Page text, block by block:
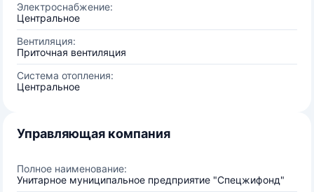
Электроснабжение:
Центральное
Вентиляция:
Приточная вентиляция
Система отопления:
Центральное
Управляющая компания
Полное наименование:
Унитарное муниципальное предприятие "Спецжифонд"